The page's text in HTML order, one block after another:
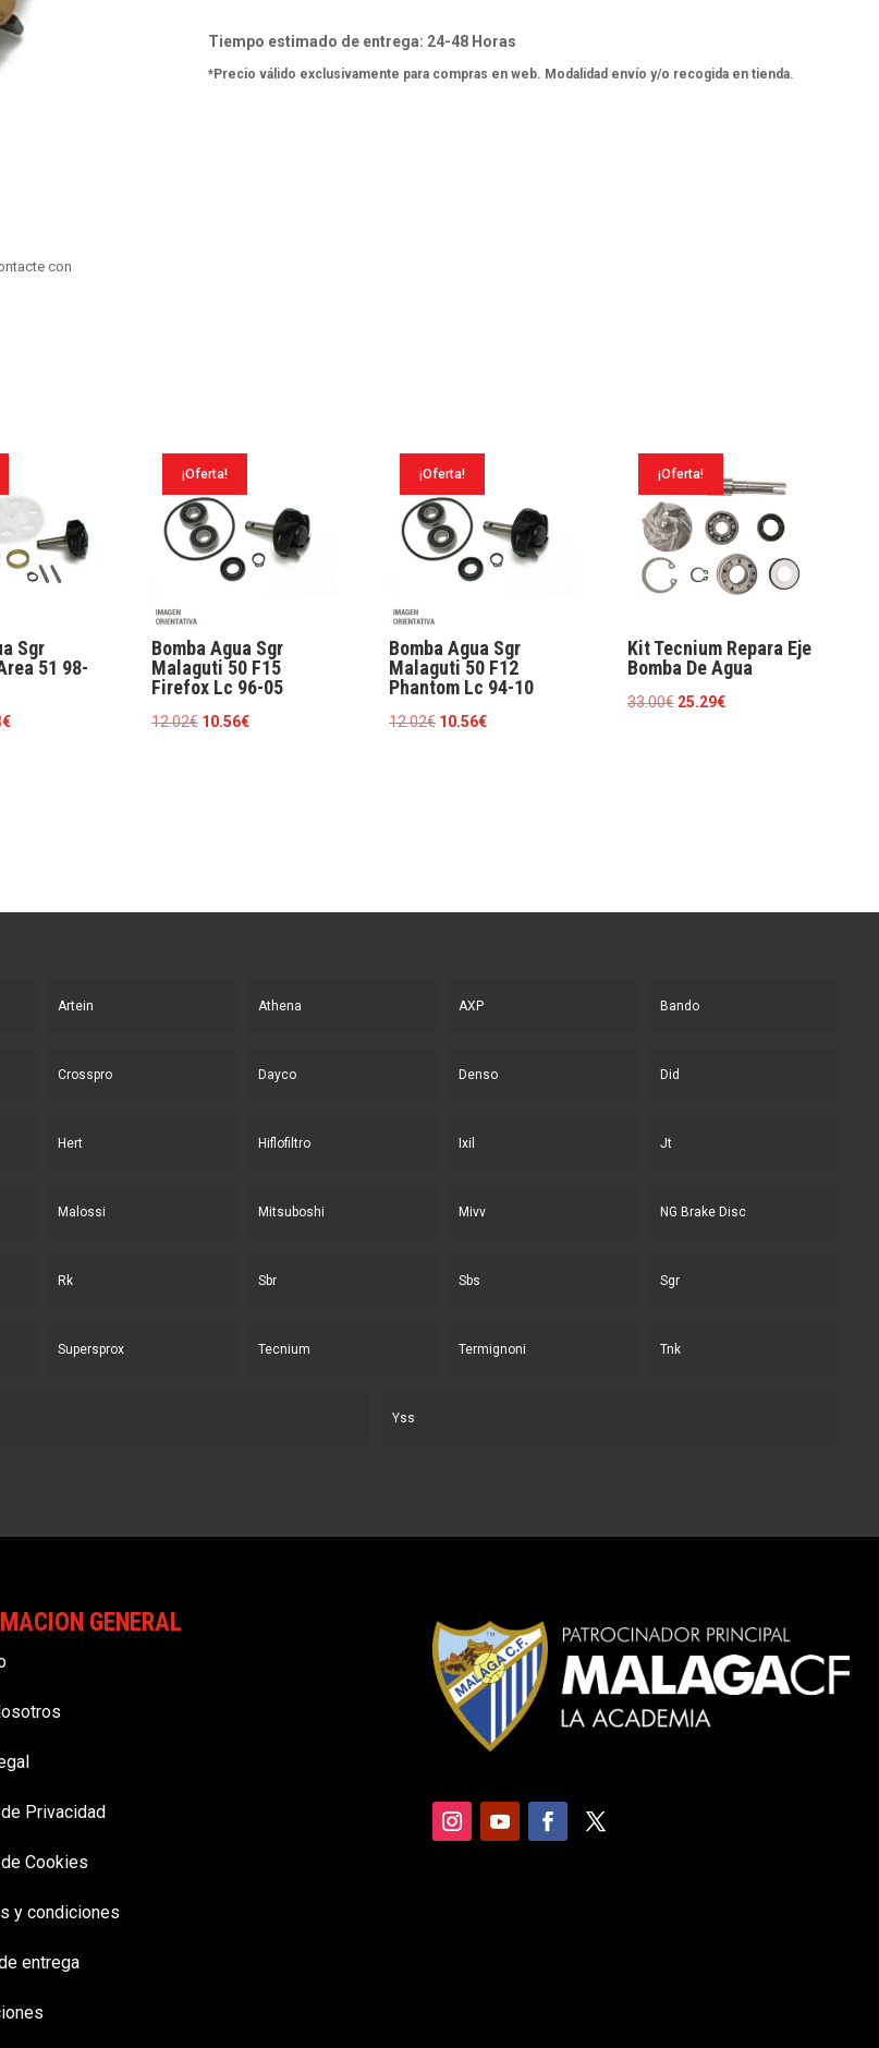
con
Gp
Tiempo estimado de entrega: 24-48 Horas
*Precio válido exclusivamente para compras en web. Modalidad envío y/o recogida en tienda.
Sgr
51 98-
€El
¡Oferta!
Bomba Agua Sgr
Malaguti 50 F15
Firefox Lc 96-05
12.02€ El
10.56€El
¡Oferta!
Bomba Agua Sgr
Malaguti 50 F12
Phantom Lc 94-10
12.02€ El
10.56€El
¡Oferta!
Kit Tecnium Repara Eje
Bomba De Agua
33.00€ El
25.29€El
Artein Athena AXP Bando
Crosspro Dayco Denso Did
Hert Hiflofiltro Ixil Jt
Malossi Mitsuboshi Mivv NG Brake Disc
Rk Sbr Sbs Sgr
Supersprox Tecnium Termignoni Tnk
Yss
GENERAL
Privacidad
Cookies
y condiciones
entrega